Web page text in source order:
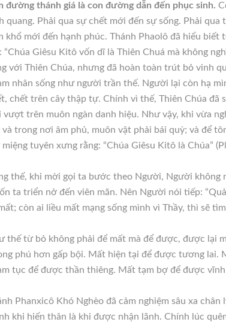
đường thánh giá là con đường dẫn đến phục sinh.
quang. Phải qua sự chết mới đến sự sống. Phải
khổ mới đến hạnh phúc. Thánh Phaolô đã hiểu
“Chúa Giêsu Kitô vốn dĩ là Thiên Chuá mà không
với Thiên Chúa, nhưng đã hoàn toàn trút bỏ vinh
nhân sống như người trần thế. Người lại còn hạ
chết trên cây thập tự. Chính vì thế, Thiên Chúa đã
vượt trên muôn ngàn danh hiệu. Như vậy, khi vừa
và trong nơi âm phủ, muôn vật phải bái quỳ; và để
miệng tuyên xưng rằng: “Chúa Giêsu Kitô là Chúa”
thế, khi mời gọi ta bước theo Người, Người không
ta triển nở đến viên mãn. Nên Người nói tiếp:
còn ai liều mất mạng sống mình vì Thầy, thì sẽ
thế từ bỏ không phải để mất mà để được, được lại
phú hơn gấp bội. Mất hiện tại để được tương lai.
tục để được thần thiêng. Mất tạm bợ để được
Phanxicô Khó Nghèo đã cảm nghiệm sâu xa
khi hiến thân là khi được nhận lãnh. Chính lúc